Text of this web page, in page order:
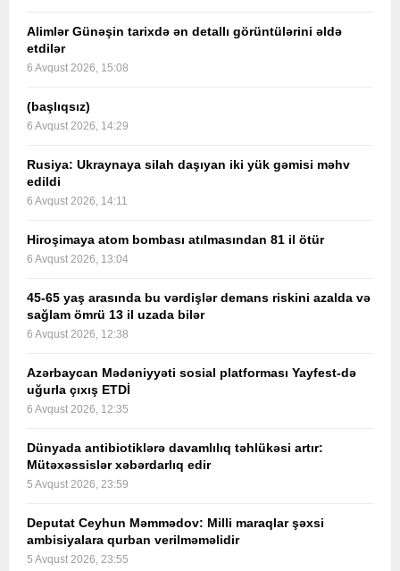
Alimlər Günəşin tarixdə ən detallı görüntülərini əldə
etdilər
6 Avqust 2026, 15:08
(başlıqsız)
6 Avqust 2026, 14:29
Rusiya: Ukraynaya silah daşıyan iki yük gəmisi məhv
edildi
6 Avqust 2026, 14:11
Hiroşimaya atom bombası atılmasından 81 il ötür
6 Avqust 2026, 13:04
45-65 yaş arasında bu vərdişlər demans riskini azalda və
sağlam ömrü 13 il uzada bilər
6 Avqust 2026, 12:38
Azərbaycan Mədəniyyəti sosial platforması Yayfest-də
uğurla çıxış ETDİ
6 Avqust 2026, 12:35
Dünyada antibiotiklərə davamlılıq təhlükəsi artır:
Mütəxəssislər xəbərdarlıq edir
5 Avqust 2026, 23:59
Deputat Ceyhun Məmmədov: Milli maraqlar şəxsi
ambisiyalara qurban verilməməlidir
5 Avqust 2026, 23:55